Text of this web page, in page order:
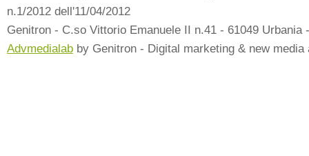
n.1/2012 dell'11/04/2012
Genitron - C.so Vittorio Emanuele II n.41 - 61049 Urbania
Advmedialab by Genitron - Digital marketing & new media